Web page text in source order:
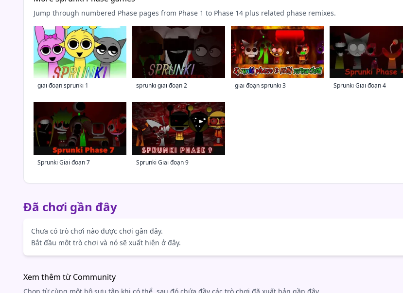
Jump through numbered Phase pages from Phase 1 to Phase 14 plus related phase remixes.
giai đoạn sprunki 1 sprunki giai đoạn 2 giai đoạn sprunki 3 Sprunki Giai đoạn 4
Sprunki Giai đoạn 7 Sprunki Giai đoạn 9
Đã chơi gần đây
Chưa có trò chơi nào được chơi gần đây.
Bắt đầu một trò chơi và nó sẽ xuất hiện ở đây.
Xem thêm từ Community